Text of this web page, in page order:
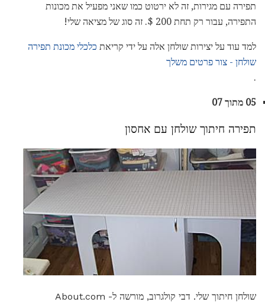
תפירה עם מגירות, זה לא ירטוט כמו שאני מפעיל את מכונות
התפירה, עבור רק תחת 200 $. זה סוג של מציאה שלי!
למד עוד על יצירות שולחן אלה על ידי קריאת כלכלי מכונת תפירה
שולחן - צור פרטים משלך
.
05 מתוך 07
תפירה חיתוך שולחן עם אחסון
שולחן חיתוך שלי. דבי קולגרוב, מורשה ל- About.com